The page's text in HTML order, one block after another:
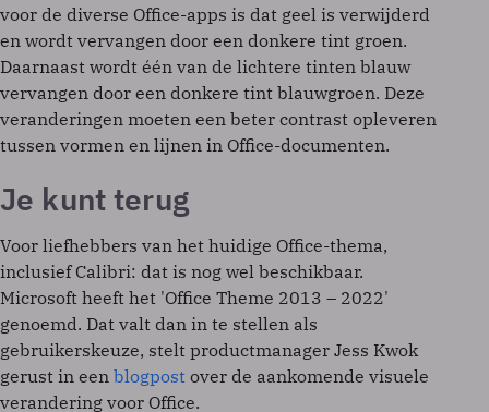
voor de diverse Office-apps is dat geel is verwijderd
en wordt vervangen door een donkere tint groen.
Daarnaast wordt één van de lichtere tinten blauw
vervangen door een donkere tint blauwgroen. Deze
veranderingen moeten een beter contrast opleveren
tussen vormen en lijnen in Office-documenten.
Je kunt terug
Voor liefhebbers van het huidige Office-thema,
inclusief Calibri: dat is nog wel beschikbaar.
Microsoft heeft het 'Office Theme 2013 – 2022'
genoemd. Dat valt dan in te stellen als
gebruikerskeuze, stelt productmanager Jess Kwok
gerust in een blogpost over de aankomende visuele
verandering voor Office.